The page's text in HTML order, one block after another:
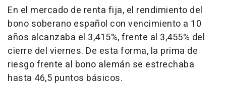
En el mercado de renta fija, el rendimiento del
bono soberano español con vencimiento a 10
años alcanzaba el 3,415%, frente al 3,455% del
cierre del viernes. De esta forma, la prima de
riesgo frente al bono alemán se estrechaba
hasta 46,5 puntos básicos.